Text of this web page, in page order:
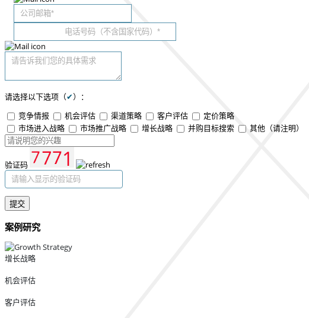
请选择以下选项（✔）：
竞争情报
机会评估 渠道策略 客户评估
定价策略
市场进入战略
市场推广战略 增长战略 并购目标搜索 其他（请注明）
验证码
提交
案例研究
增长战略
机会评估
客户评估